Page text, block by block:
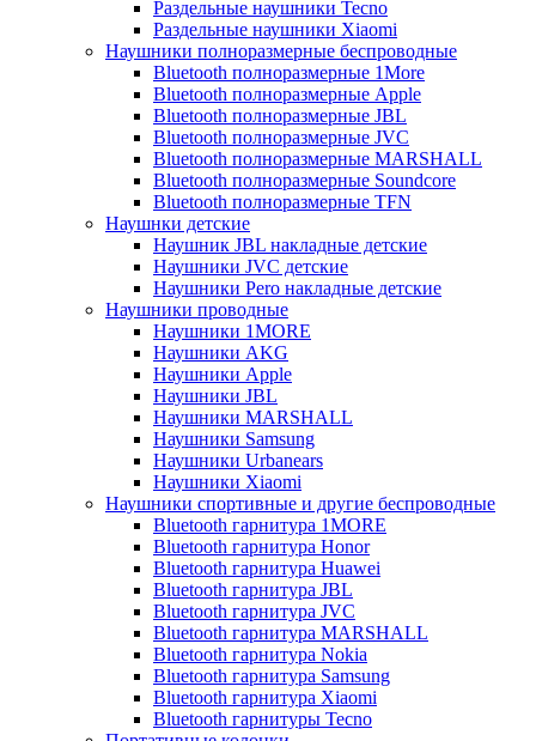
Раздельные наушники Tecno
Раздельные наушники Xiaomi
Наушники полноразмерные беспроводные
Bluetooth полноразмерные 1More
Bluetooth полноразмерные Apple
Bluetooth полноразмерные JBL
Bluetooth полноразмерные JVC
Bluetooth полноразмерные MARSHALL
Bluetooth полноразмерные Soundcore
Bluetooth полноразмерные TFN
Наушнки детские
Наушник JBL накладные детские
Наушники JVC детские
Наушники Pero накладные детские
Наушники проводные
Наушники 1MORE
Наушники AKG
Наушники Apple
Наушники JBL
Наушники MARSHALL
Наушники Samsung
Наушники Urbanears
Наушники Xiaomi
Наушники спортивные и другие беспроводные
Bluetooth гарнитура 1MORE
Bluetooth гарнитура Honor
Bluetooth гарнитура Huawei
Bluetooth гарнитура JBL
Bluetooth гарнитура JVC
Bluetooth гарнитура MARSHALL
Bluetooth гарнитура Nokia
Bluetooth гарнитура Samsung
Bluetooth гарнитура Xiaomi
Bluetooth гарнитуры Tecno